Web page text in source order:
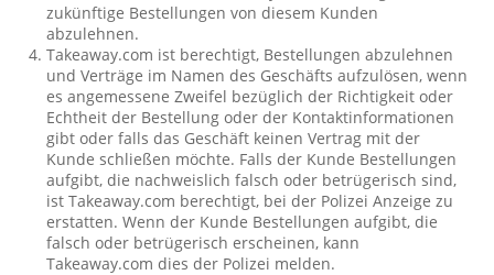
zukünftige Bestellungen von diesem Kunden
abzulehnen.
Takeaway.com ist berechtigt, Bestellungen abzulehnen
und Verträge im Namen des Geschäfts aufzulösen, wenn
es angemessene Zweifel bezüglich der Richtigkeit oder
Echtheit der Bestellung oder der Kontaktinformationen
gibt oder falls das Geschäft keinen Vertrag mit der
Kunde schließen möchte. Falls der Kunde Bestellungen
aufgibt, die nachweislich falsch oder betrügerisch sind,
ist Takeaway.com berechtigt, bei der Polizei Anzeige zu
erstatten. Wenn der Kunde Bestellungen aufgibt, die
falsch oder betrügerisch erscheinen, kann
Takeaway.com dies der Polizei melden.